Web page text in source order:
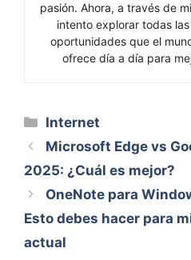
pasión. Ahora, a través de
intento explorar todas
oportunidades que el
ofrece día a día para
Categorías
Internet
Microsoft Edge vs
2025: ¿Cuál es mejor?
OneNote para
Esto debes hacer para
actual